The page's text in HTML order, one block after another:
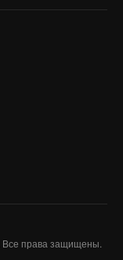
Все права защищены.